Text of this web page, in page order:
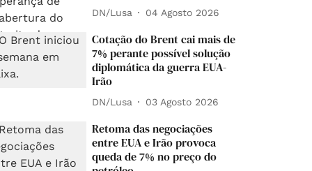
DN/Lusa 04 Agosto 2026
Cotação do Brent cai mais de
7% perante possível solução
diplomática da guerra EUA-
Irão
DN/Lusa 03 Agosto 2026
Retoma das negociações
entre EUA e Irão provoca
queda de 7% no preço do